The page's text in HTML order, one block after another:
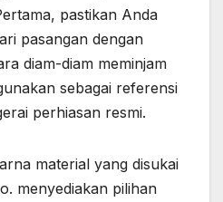
pastikan Anda
pasangan dengan
diam-diam meminjam
sebagai referensi
perhiasan resmi.
material yang disukai
menyediakan pilihan